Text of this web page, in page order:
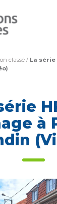
classé / La série
à